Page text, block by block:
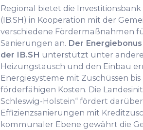
Regional bietet die
(IB.SH) in Kooperation mit der
verschiedene Fördermaßnahmen
Sanierungen an. Der
der IB.SH unterstützt unter
Heizungstausch und den Einbau
Energiesysteme mit Zuschüssen bis
förderfähigen Kosten. Die
Schleswig-Holstein“ fördert
Effizienzsanierungen mit
kommunaler Ebene gewährt die